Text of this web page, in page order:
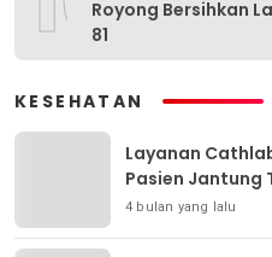
Royong Bersihkan
81
KESEHATAN
Layanan
Pasien Jantung
4 bulan yang lalu